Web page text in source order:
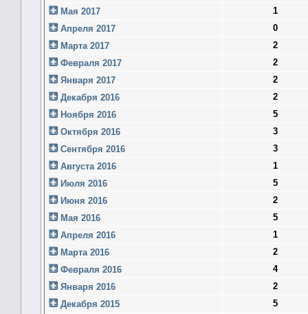
Мая 2017
1
Апреля 2017
0
Марта 2017
2
Февраля 2017
2
Января 2017
2
Декабря 2016
2
Ноября 2016
5
Октября 2016
3
Сентября 2016
3
Августа 2016
1
Июля 2016
5
Июня 2016
2
Мая 2016
5
Апреля 2016
1
Марта 2016
2
Февраля 2016
4
Января 2016
2
Декабря 2015
5